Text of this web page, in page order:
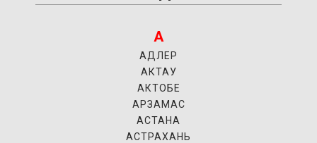
А
АДЛЕР
АКТАУ
АКТОБЕ
АРЗАМАС
АСТАНА
АСТРАХАНЬ